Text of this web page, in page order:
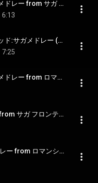
戦いの日々 -ノーマルバトルメドレー from サガ フロンティア2 (Orchestra Version) - Days of Strife: Feldschlacht Medley from SaGa Frontier 2 (Orchestral Version)
6:13
限界の向こうに -アンリミテッド:サガメドレー (Orchestra Version) - Beyond Limits: Unlimited Saga Medley (Orchestral Version)
7:25
森に抱かれて -クローディアメドレー from ロマンシング サガ -ミンストレルソング (Orchestra Version) - In the Mazewood's Arms: Claudia's Medley from Romancing SaGa (Orchestral Version)
妖魔の夢 -アセルスメドレー from サガ フロンティア (Orchestra Version) - The Mystics' Dream: Asellus's Medley from SaGa Frontier (Orchestral Version)
不沈艦発進! -バンガードメドレー from ロマンシング サ･ガ3 (Orchestra Version) - Full Speed Ahead!: Vanguard's Medley from Romancing SaGa 3 (Orchestral Version)